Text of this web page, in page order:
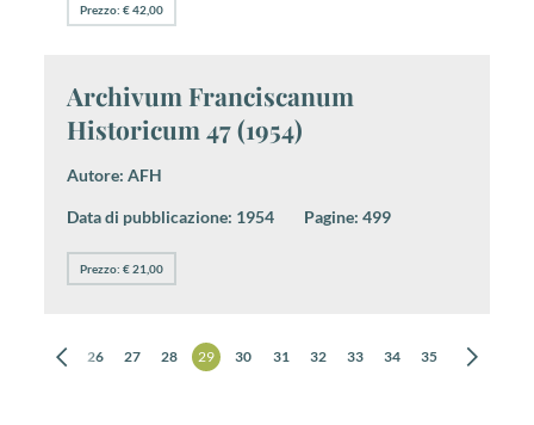
Prezzo: € 42,00
Archivum Franciscanum
Historicum 47 (1954)
Autore: AFH
Data di pubblicazione: 1954 Pagine: 499
Prezzo: € 21,00
25 26 27 28 29 30 31 32 33 34 35 36